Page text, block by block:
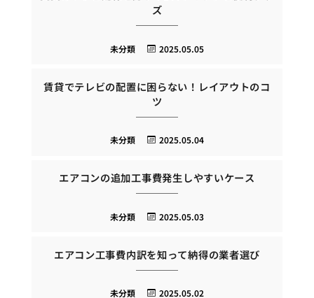
ズ
2025.05.05
未分類
賃貸でテレビの配置に困らない！レイアウトのコ
ツ
2025.05.04
未分類
エアコンの追加工事費発生しやすいケース
2025.05.03
未分類
エアコン工事費内訳を知って納得の業者選び
2025.05.02
未分類